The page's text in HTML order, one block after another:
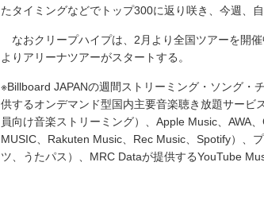
たタイミングなどでトップ300に返り咲き、今週、
なおクリープハイプは、2月より全国ツアーを開
よりアリーナツアーがスタートする。
※Billboard JAPANの週間ストリーミング・ソング・
供するオンデマンド型国内主要音楽聴き放題サー
員向け音楽ストリーミング）、Apple Music、AWA
MUSIC、Rakuten Music、Rec Music、Spotify）、
ツ、うたパス）、MRC Dataが提供するYouTube